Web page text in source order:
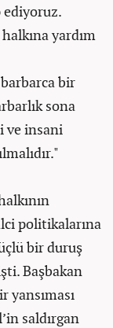
ediyoruz.
yardım
barbarca bir
sona
ve insani
politikalarına
bir duruş
Başbakan
yansıması
saldırgan